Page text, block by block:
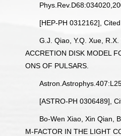
[HEP-PH 0312162],
G.J. Qiao, Y.Q. Xue,
ACCRETION DISK MODEL
ONS OF PULSARS.
[ASTRO-PH 0306489],
Bo-Wen Xiao, Xin Qian,
M-FACTOR IN THE LIGHT